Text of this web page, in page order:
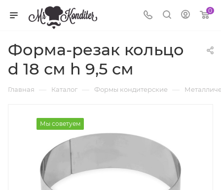
0
Форма-резак кольцо
d 18 см h 9,5 см
Главная — Каталог — Формы кондитерские —
Мы советуем